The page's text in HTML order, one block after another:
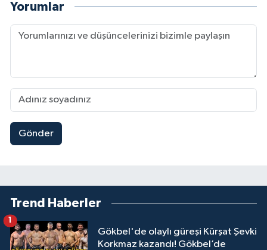
Yorumlar
Gönder
Trend Haberler
Gökbel'de olaylı güreşi Kürşat Şevki
Korkmaz kazandı! Gökbel’de